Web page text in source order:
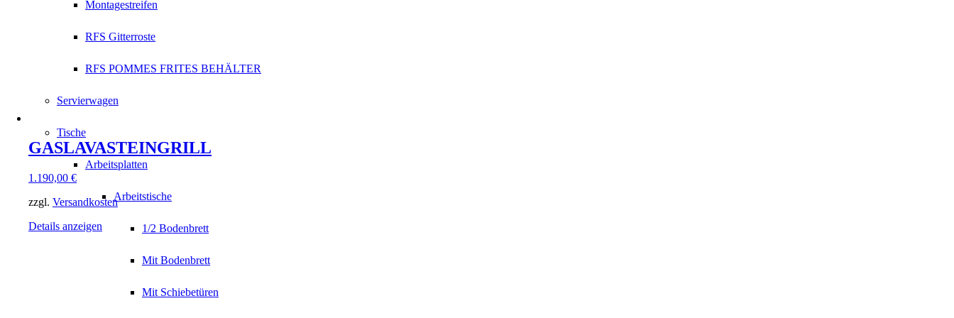
Montagestreifen
RFS Gitterroste
RFS POMMES FRITES BEHÄLTER
Servierwagen
Tische
Arbeitsplatten
Arbeitstische
1/2 Bodenbrett
Mit Bodenbrett
Mit Schiebetüren
GASLAVASTEINGRILL
1.190,00 €
zzgl. Versandkosten
Details anzeigen